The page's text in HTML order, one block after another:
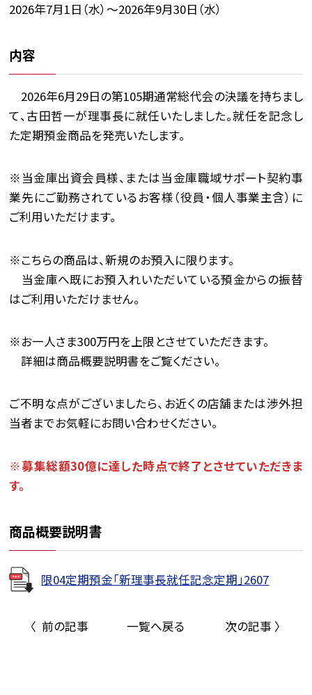
2026年7月1日（水）～2026年9月30日（水）
内容
2026年6月29日の第105期通常総代会の決議を持ちまし
て、古田哲一が理事長に就任いたしました。就任を記念し
た定期預金商品を発売いたします。
※当金庫出資会員様、または当金庫職域サポート契約事
業先にご勤務されているお客様（役員・個人事業主含）に
ご利用いただけます。
※こちらの商品は、新規のお預入に限ります。
当金庫へ既にお預入れいただいている預金からの振替
はご利用いただけません。
※お一人さま300万円を上限とさせていただきます。
詳細は商品概要説明書をご覧ください。
ご不明な点がございましたら、お近くの店舗または渉外担
当者までお気軽にお問い合わせください。
※募集総額30億に達した時点で終了とさせていただきま
す。
商品概要説明書
限04定期預金「新理事長就任記念定期」2607
〈 前の記事 一覧へ戻る 次の記事 〉